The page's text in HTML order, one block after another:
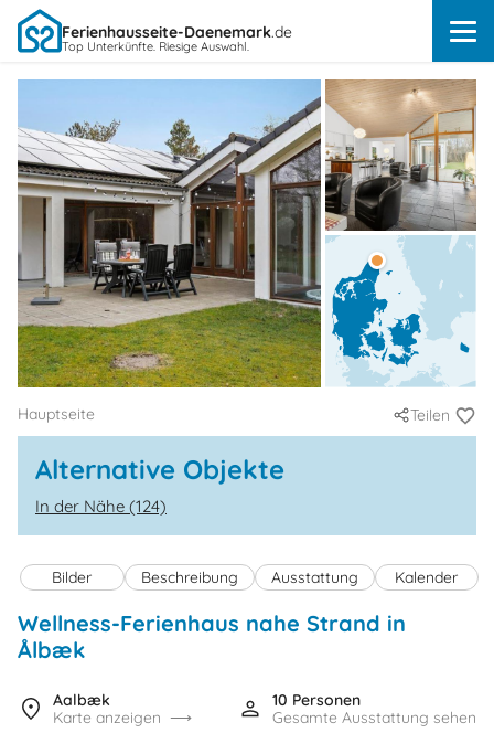
Ferienhausseite-Daenemark.de
Top Unterkünfte. Riesige Auswahl.
Hauptseite Teilen
Alternative Objekte
In der Nähe (124)
Bilder Beschreibung Ausstattung Kalender
Wellness-Ferienhaus nahe Strand in
Ålbæk
Aalbæk
Karte anzeigen
10 Personen
Gesamte Ausstattung sehen